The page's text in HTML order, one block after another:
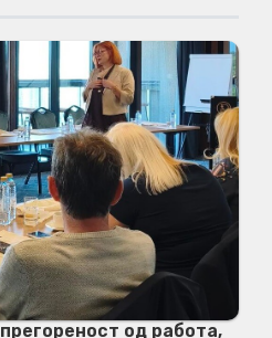
од работа,